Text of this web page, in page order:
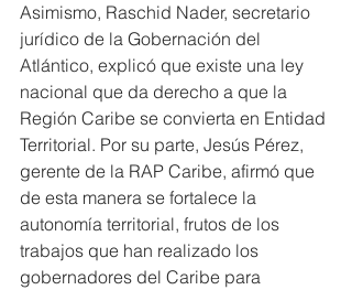
Asimismo, Raschid Nader, secretario
jurídico de la Gobernación del
Atlántico, explicó que existe una ley
nacional que da derecho a que la
Región Caribe se convierta en Entidad
Territorial. Por su parte, Jesús Pérez,
gerente de la RAP Caribe, afirmó que
de esta manera se fortalece la
autonomía territorial, frutos de los
trabajos que han realizado los
gobernadores del Caribe para